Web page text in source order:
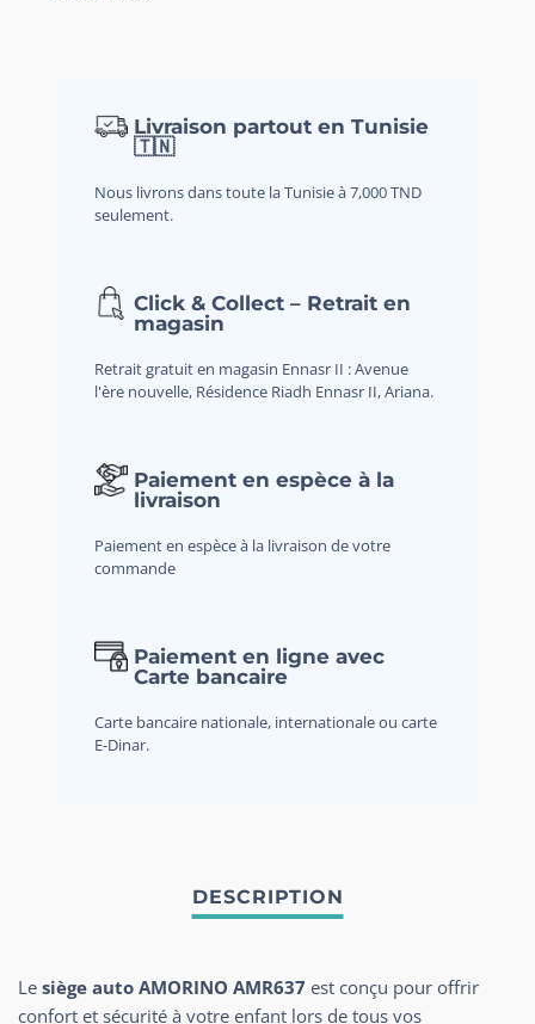
Livraison partout en Tunisie
🇹🇳
Nous livrons dans toute la Tunisie à 7,000 TND
seulement.
Click & Collect – Retrait en
magasin
Retrait gratuit en magasin Ennasr II : Avenue
l'ère nouvelle, Résidence Riadh Ennasr II, Ariana.
Paiement en espèce à la
livraison
Paiement en espèce à la livraison de votre
commande
Paiement en ligne avec
Carte bancaire
Carte bancaire nationale, internationale ou carte
E-Dinar.
Le siège auto AMORINO AMR637 est conçu pour offrir
confort et sécurité à votre enfant lors de tous vos